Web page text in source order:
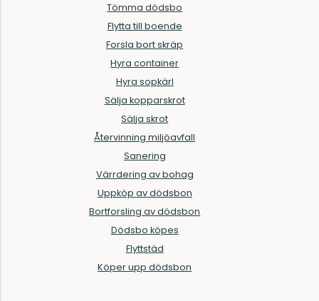
Tömma dödsbo
Flytta till boende
Forsla bort skräp
Hyra container
Hyra sopkärl
Sälja kopparskrot
Sälja skrot
Återvinning miljöavfall
Sanering
Värrdering av bohag
Uppköp av dödsbon
Bortforsling av dödsbon
Dödsbo köpes
Flyttstäd
Köper upp dödsbon